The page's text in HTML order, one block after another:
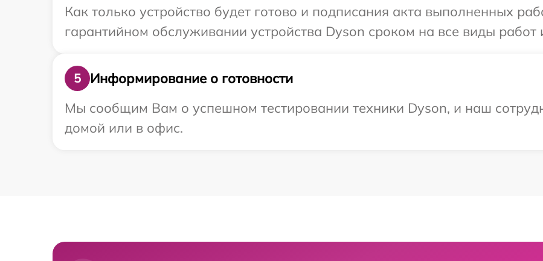
Как только устройство будет готово и подписания акта выполненных
гарантийном обслуживании устройства Dyson сроком на все виды работ
5
Информирование о готовности
Мы сообщим Вам о успешном тестировании техники Dyson, и наш
домой или в офис.